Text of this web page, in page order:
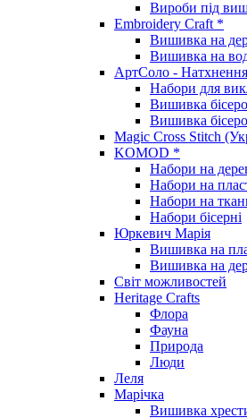
Вироби під
Embroidery Craft *
Вишивка на
Вишивка на
АртСоло -
Набори для
Вишивка
Вишивка
Magic Cross Stitch
KOMOD *
Набори на
Набори на
Набори на
Набори бісерні
Юркевич Марія
Вишивка на
Вишивка на
Світ можливостей
Heritage Crafts
Флора
Фауна
Природа
Люди
Леля
Марічка
Вишивка